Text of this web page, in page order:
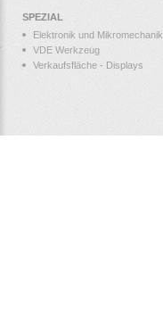
SPEZIAL
Elektronik und Mikromechanik
VDE Werkzeug
Verkaufsfläche - Displays